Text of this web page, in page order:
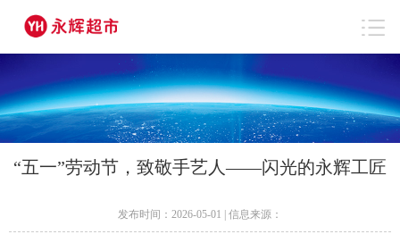
“五一”劳动节，致敬手艺人——闪光的永辉工匠
发布时间：2026-05-01 | 信息来源：